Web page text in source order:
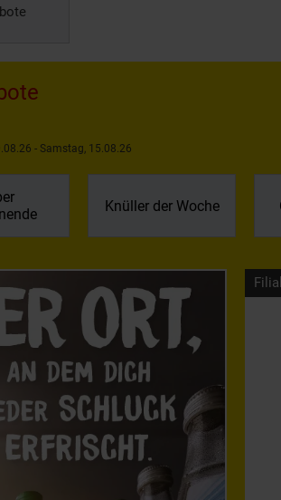
- Samstag, 15.08.26
Knüller der Woche